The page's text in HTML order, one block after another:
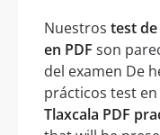
Nuestros test de
en PDF son
del examen De
prácticos test
Tlaxcala PDF